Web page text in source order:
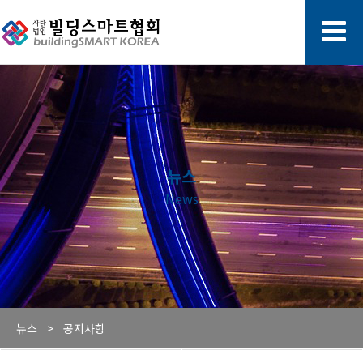
뉴스
News
뉴스 > 공지사항